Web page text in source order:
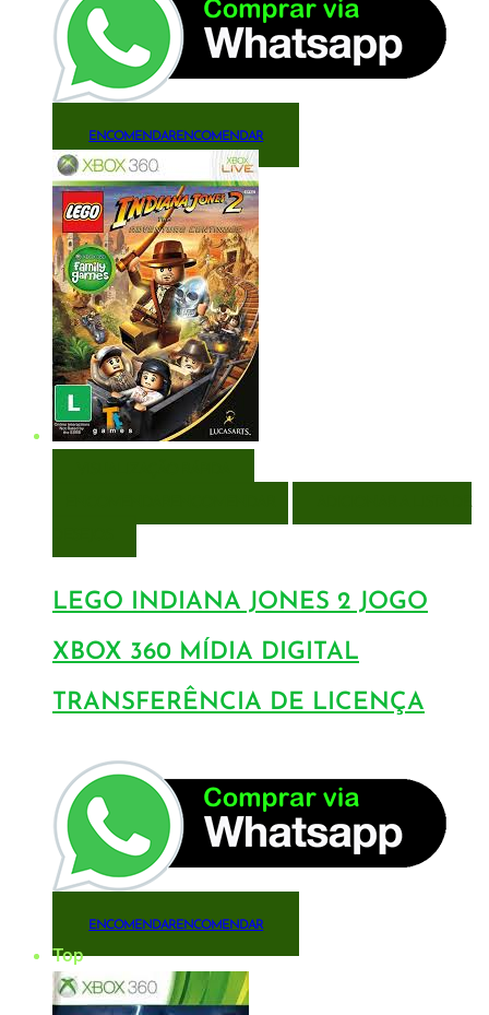
ENCOMENDARENCOMENDAR
LEGO INDIANA JONES 2 JOGO
XBOX 360 MÍDIA DIGITAL
TRANSFERÊNCIA DE LICENÇA
ENCOMENDARENCOMENDAR
Top